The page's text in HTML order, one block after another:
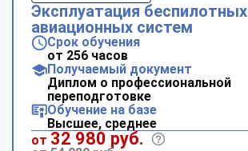
Эксплуатация беспилотных
авиационных систем
Срок обучения
от 256 часов
Получаемый документ
Диплом о профессиональной
переподготовке
Обучение на базе
Высшее, среднее
от 32 980 руб.